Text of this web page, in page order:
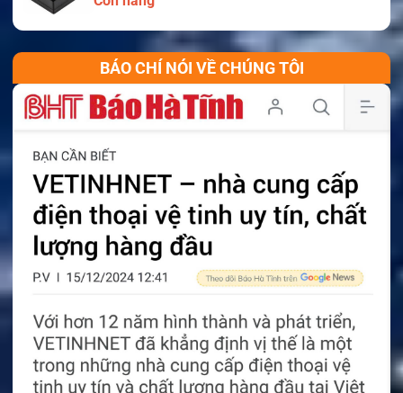
BÁO CHÍ NÓI VỀ CHÚNG TÔI